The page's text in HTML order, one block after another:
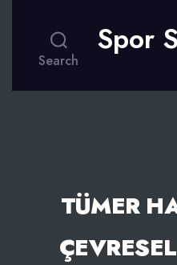
Search
Spor
TÜMER